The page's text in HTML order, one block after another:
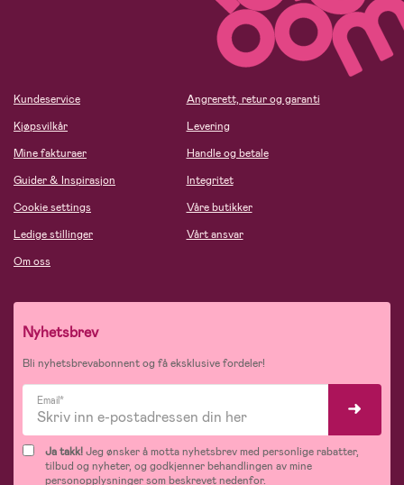
Kundeservice
Kjøpsvilkår
Mine fakturaer
Guider & Inspirasjon
Cookie settings
Ledige stillinger
Om oss
Angrerett, retur og garanti
Levering
Handle og betale
Integritet
Våre butikker
Vårt ansvar
Nyhetsbrev
Bli nyhetsbrevabonnent og få eksklusive fordeler!
Email*
Ja takk!Jeg ønsker å motta nyhetsbrev med personlige rabatter,
tilbud og nyheter, og godkjenner behandlingen av mine
personopplysninger som beskrevet nedenfor.